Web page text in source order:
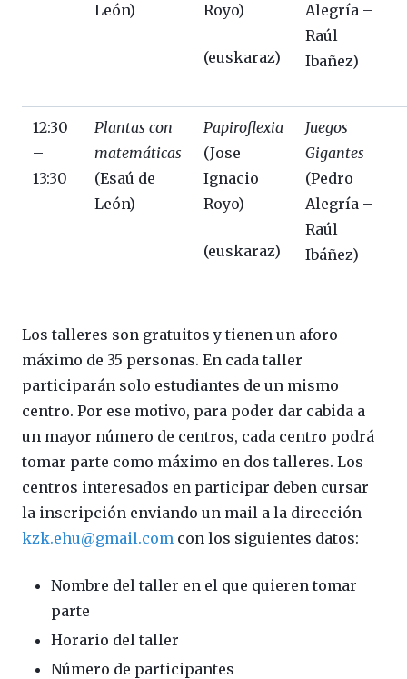
León)
Royo)
(euskaraz)
Alegría –
Raúl
Ibañez)
12:30
–
13:30
Plantas con
matemáticas
(Esaú de
León)
Papiroflexia
(Jose
Ignacio
Royo)
(euskaraz)
Juegos
Gigantes
(Pedro
Alegría –
Raúl
Ibáñez)
Los talleres son gratuitos y tienen un aforo
máximo de 35 personas. En cada taller
participarán solo estudiantes de un mismo
centro. Por ese motivo, para poder dar cabida a
un mayor número de centros, cada centro podrá
tomar parte como máximo en dos talleres. Los
centros interesados en participar deben cursar
la inscripción enviando un mail a la dirección
kzk.ehu@gmail.com con los siguientes datos:
Nombre del taller en el que quieren tomar
parte
Horario del taller
Número de participantes